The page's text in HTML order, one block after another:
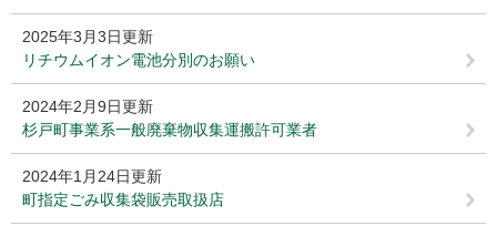
2025年3月3日更新
リチウムイオン電池分別のお願い
2024年2月9日更新
杉戸町事業系一般廃棄物収集運搬許可業者
2024年1月24日更新
町指定ごみ収集袋販売取扱店